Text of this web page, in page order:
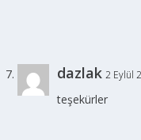
dazlak 2 Eylül
teşekürler